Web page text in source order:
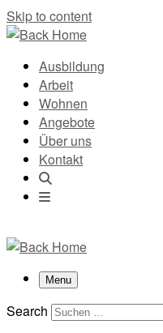
Skip to content
Ausbildung
Arbeit
Wohnen
Angebote
Über uns
Kontakt
Menu
Search